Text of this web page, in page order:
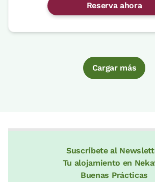
Reserva ahora
Cargar más
Suscríbete al
Tu alojamiento en
Buenas Prácticas